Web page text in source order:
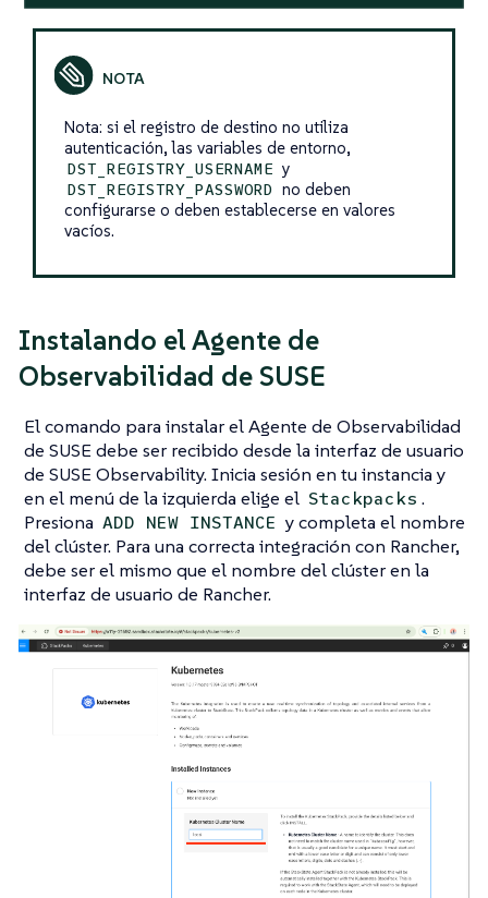
Nota: si el registro de destino no utiliza
autenticación, las variables de entorno,
DST_REGISTRY_USERNAME y
DST_REGISTRY_PASSWORD no deben
configurarse o deben establecerse en valores
vacíos.
Instalando el Agente de
Observabilidad de SUSE
El comando para instalar el Agente de Observabilidad
de SUSE debe ser recibido desde la interfaz de usuario
de SUSE Observability. Inicia sesión en tu instancia y
en el menú de la izquierda elige el Stackpacks .
Presiona ADD NEW INSTANCE y completa el nombre
del clúster. Para una correcta integración con Rancher,
debe ser el mismo que el nombre del clúster en la
interfaz de usuario de Rancher.